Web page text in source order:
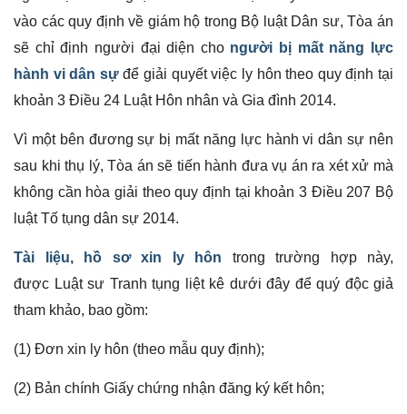
vào các quy định về giám hộ trong Bộ luật Dân sư, Tòa án
sẽ chỉ định người đại diện cho người bị mất năng lực
hành vi dân sựđể giải quyết việc ly hôn theo quy định tại
khoản 3 Điều 24 Luật Hôn nhân và Gia đình 2014.
Vì một bên đương sự bị mất năng lực hành vi dân sự nên
sau khi thụ lý, Tòa án sẽ tiến hành đưa vụ án ra xét xử mà
không cần hòa giải theo quy định tại khoản 3 Điều 207 Bộ
luật Tố tụng dân sự 2014.
Tài liệu, hồ sơ xin ly hôn trong trường hợp này,
được Luật sư Tranh tụng liệt kê dưới đây để quý độc giả
tham khảo, bao gồm:
(1) Đơn xin ly hôn (theo mẫu quy định);
(2) Bản chính Giấy chứng nhận đăng ký kết hôn;